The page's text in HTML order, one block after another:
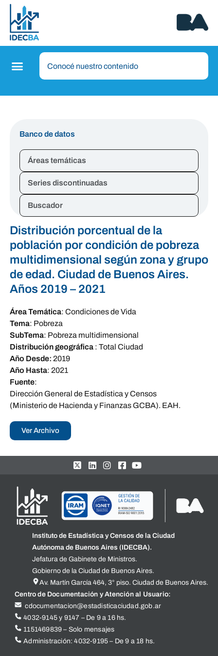
Banco de datos
Áreas temáticas
Series discontinuadas
Buscador
Distribución porcentual de la
población por condición de pobreza
multidimensional según zona y grupo
de edad. Ciudad de Buenos Aires.
Años 2019 – 2021
Área Temática: Condiciones de Vida
Tema: Pobreza
SubTema: Pobreza multidimensional
Distribución geográfica : Total Ciudad
Año Desde: 2019
Año Hasta: 2021
Fuente:
Dirección General de Estadística y Censos
(Ministerio de Hacienda y Finanzas GCBA). EAH.
Ver Archivo
Instituto de Estadística y Censos de la Ciudad
Autónoma de Buenos Aires (IDECBA).
Jefatura de Gabinete de Ministros.
Gobierno de la Ciudad de Buenos Aires.
Av. Martín García 464, 3° piso. Ciudad de Buenos Aires.
Centro de Documentación y Atención al Usuario:
cdocumentacion@estadisticaciudad.gob.ar
4032-9145 y 9147 – De 9 a 16 hs.
1151469839 – Solo mensajes
Administración: 4032-9195 – De 9 a 18 hs.